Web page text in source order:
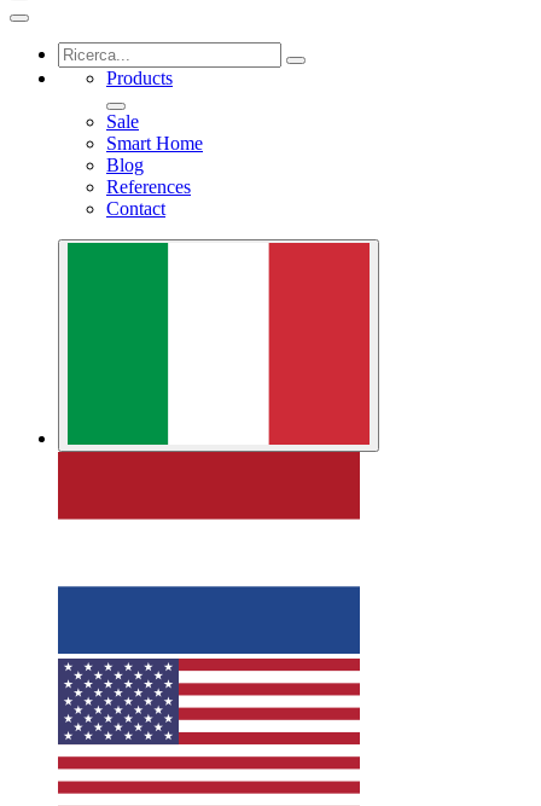
Products
Sale
Smart Home
Blog
References
Contact